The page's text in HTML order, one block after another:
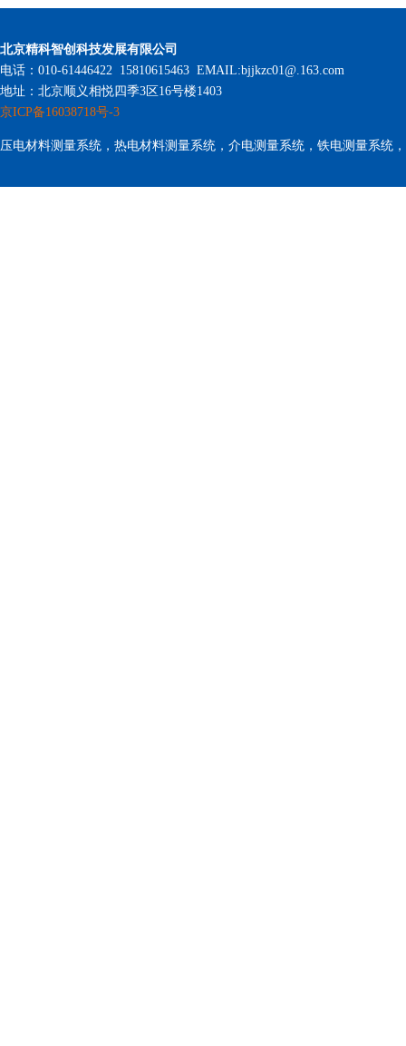
北京精科智创科技发展有限公司
电话：010-61446422 15810615463 EMAIL:bjjkzc01@.163.com
地址：北京顺义相悦四季3区16号楼1403
京ICP备16038718号-3
压电材料测量系统，热电材料测量系统，介电测量系统，铁电测量系统